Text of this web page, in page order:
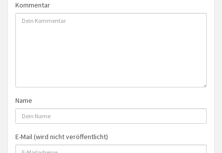
Kommentar
Name
E-Mail (wird nicht veröffentlicht)